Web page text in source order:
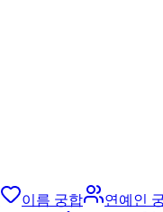
이름 궁합 연예인